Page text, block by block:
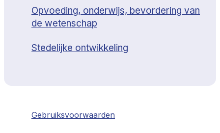
Opvoeding, onderwijs, bevordering van
de wetenschap
Stedelijke ontwikkeling
Gebruiksvoorwaarden